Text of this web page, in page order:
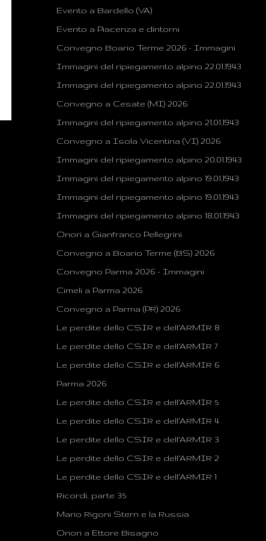
Evento a Bardello (VA)
Evento a Piacenza e dintorni
Convegno Boario Terme 2026 - Immagini
Immagini del ripiegamento alpino 22.01.1943
Immagini del ripiegamento alpino 22.01.1943
Convegno a Cesate (MI) 2026
Immagini del ripiegamento alpino 21.01.1943
Convegno a Isola Vicentina (VI) 2026
Immagini del ripiegamento alpino 20.01.1943
Immagini del ripiegamento alpino 19.01.1943
Immagini del ripiegamento alpino 19.01.1943
Immagini del ripiegamento alpino 18.01.1943
Onori a Gianfranco Pellegrini
Convegno a Boario Terme (BS) 2026
Convegno Parma 2026 - Immagini
Cimeli a Parma 2026
Convegno a Parma (PR) 2026
Le perdite dello CSIR e dell'ARMIR 8
Le perdite dello CSIR e dell'ARMIR 7
Le perdite dello CSIR e dell'ARMIR 6
Parma 2026
Le perdite dello CSIR e dell'ARMIR 5
Le perdite dello CSIR e dell'ARMIR 4
Le perdite dello CSIR e dell'ARMIR 3
Le perdite dello CSIR e dell'ARMIR 2
Le perdite dello CSIR e dell'ARMIR 1
Ricordi, parte 35
Mario Rigoni Stern e la Russia
Onori a Ettore Bisagno